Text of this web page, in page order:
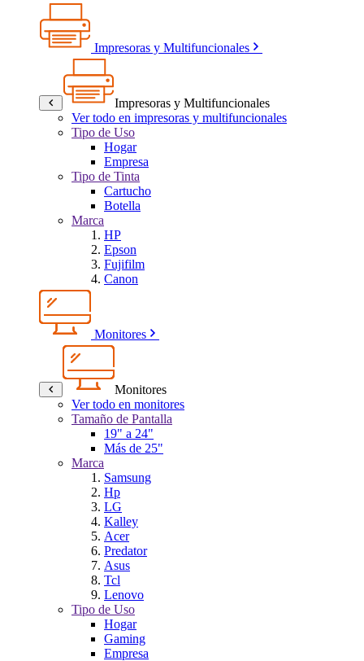
Impresoras y Multifuncionales
Impresoras y Multifuncionales
Ver todo en impresoras y multifuncionales
Tipo de Uso
Hogar
Empresa
Tipo de Tinta
Cartucho
Botella
Marca
HP
Epson
Fujifilm
Canon
Monitores
Monitores
Ver todo en monitores
Tamaño de Pantalla
19" a 24"
Más de 25"
Marca
Samsung
Hp
LG
Kalley
Acer
Predator
Asus
Tcl
Lenovo
Tipo de Uso
Hogar
Gaming
Empresa